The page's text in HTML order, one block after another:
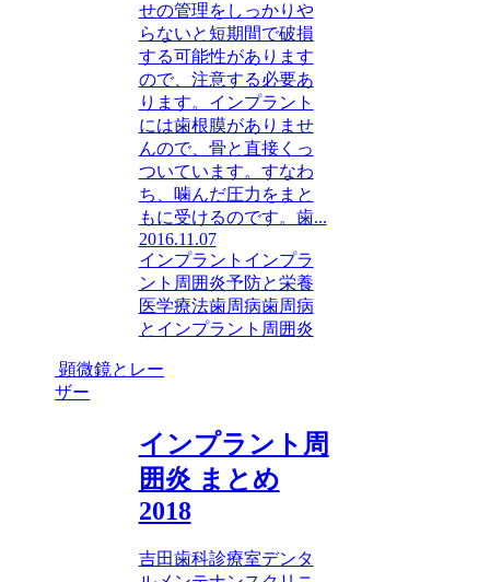
せの管理をしっかりや
らないと短期間で破損
する可能性があります
ので、注意する必要あ
ります。インプラント
には歯根膜がありませ
んので、骨と直接くっ
ついています。すなわ
ち、噛んだ圧力をまと
もに受けるのです。歯...
2016.11.07
インプラント インプラ
ント周囲炎予防と栄養
医学療法歯周病歯周病
とインプラント周囲炎
顕微鏡とレー
ザー
インプラント周
囲炎 まとめ
2018
吉田歯科診療室デンタ